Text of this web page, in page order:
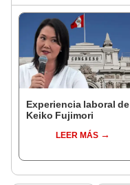
Experiencia laboral de
Keiko Fujimori
LEER MÁS